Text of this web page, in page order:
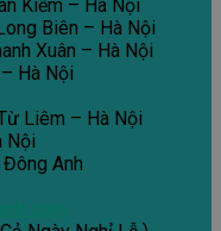
Kiếm – Hà Nội
Biên – Hà Nội
Xuân – Hà Nội
Hà Nội
Liêm – Hà Nội
Nội
Anh